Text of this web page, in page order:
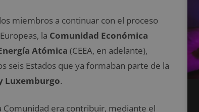
miembros a continuar con el proceso
la Comunidad Económica
Atómica (CEEA, en adelante),
seis Estados que ya formaban parte de la
Luxemburgo.
era contribuir, mediante el